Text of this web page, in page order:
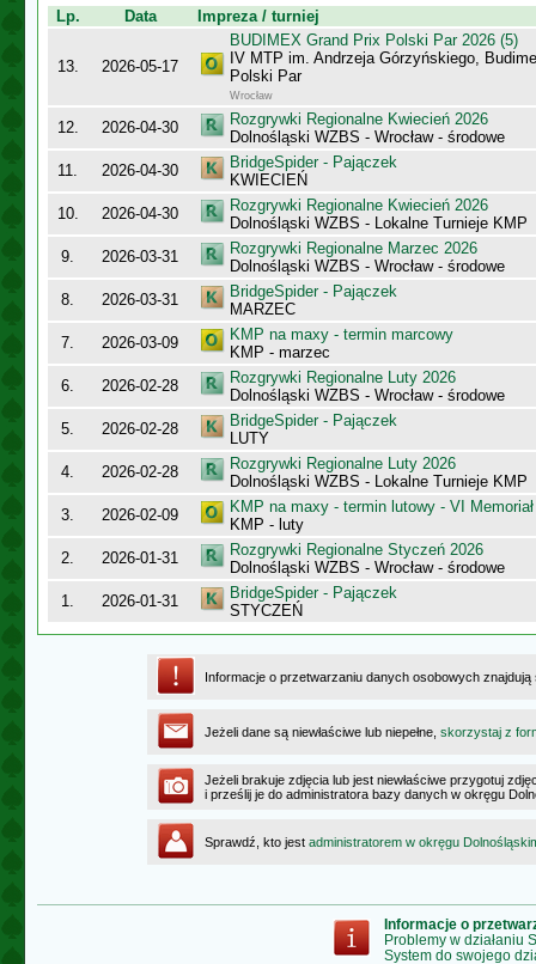
Lp. Data Impreza / turniej
13. 2026-05-17
BUDIMEX Grand Prix Polski Par 2026 (5)
IV MTP im. Andrzeja Górzyńskiego,
Polski Par
Wrocław
12. 2026-04-30
Rozgrywki Regionalne Kwiecień 2026
Dolnośląski WZBS - Wrocław - środowe
11.
2026-04-30
BridgeSpider - Pajączek
KWIECIEŃ
10.
2026-04-30
Rozgrywki Regionalne Kwiecień 2026
Dolnośląski WZBS - Lokalne Turnieje KMP
9.
2026-03-31
Rozgrywki Regionalne Marzec 2026
Dolnośląski WZBS - Wrocław - środowe
8.
2026-03-31
BridgeSpider - Pajączek
MARZEC
7.
2026-03-09
KMP na maxy - termin marcowy
KMP - marzec
6.
2026-02-28
Rozgrywki Regionalne Luty 2026
Dolnośląski WZBS - Wrocław - środowe
5.
2026-02-28
BridgeSpider - Pajączek
LUTY
4.
2026-02-28
Rozgrywki Regionalne Luty 2026
Dolnośląski WZBS - Lokalne Turnieje KMP
3.
2026-02-09
KMP na maxy - termin lutowy - VI
KMP - luty
2.
2026-01-31
Rozgrywki Regionalne Styczeń 2026
Dolnośląski WZBS - Wrocław - środowe
1.
2026-01-31
BridgeSpider - Pajączek
STYCZEŃ
Informacje o przetwarzaniu danych osobowych
Jeżeli dane są niewłaściwe lub niepełne, skorzystaj z
Jeżeli brakuje zdjęcia lub jest niewłaściwe przygotuj
i prześlij je do administratora bazy danych w okręgu
Sprawdź, kto jest administratorem w okręgu
Informacje o
Problemy w działaniu
System do swojego